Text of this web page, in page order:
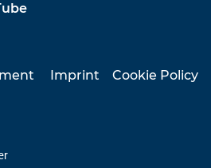
Imprint Cookie Policy